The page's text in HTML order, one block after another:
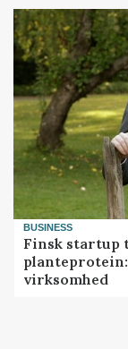
BUSINESS
Finsk startup
virksomhed